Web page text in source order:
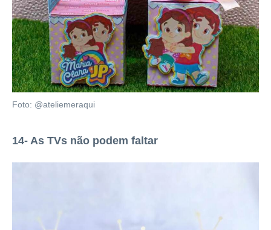
Foto: @ateliemeraqui
14- As TVs não podem faltar